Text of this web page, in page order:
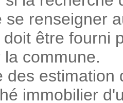
se renseigner
être fourni
commune.
des
immobilier